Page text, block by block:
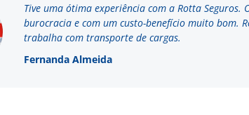
Tive uma ótima experiência com a Rotta Seguros.
burocracia e com um custo-benefício muito bom.
trabalha com transporte de cargas.
Fernanda Almeida